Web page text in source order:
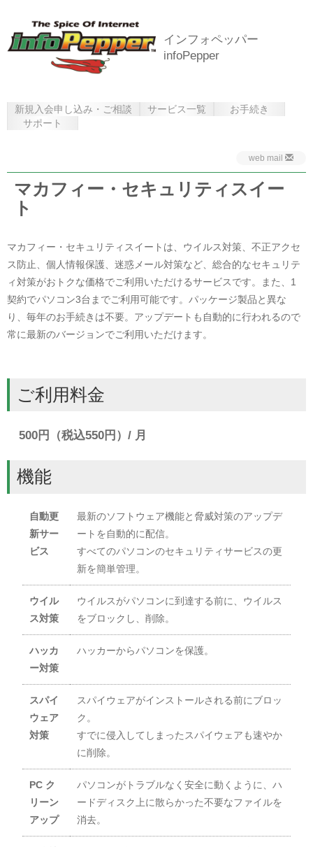
インフォペッパー
infoPepper
新規入会申し込み・ご相談 サービス一覧
お手続き
サポート
web mail
マカフィー・セキュリティスイー
ト
マカフィー・セキュリティスイートは、ウイルス対策、不正アクセ
ス防止、個人情報保護、迷惑メール対策など、総合的なセキュリテ
ィ対策がおトクな価格でご利用いただけるサービスです。また、1
契約でパソコン3台までご利用可能です。パッケージ製品と異な
り、毎年のお手続きは不要。アップデートも自動的に行われるので
常に最新のバージョンでご利用いただけます。
ご利用料金
500円（税込550円）/ 月
機能
自動更
新サー
ビス
最新のソフトウェア機能と脅威対策のアップデ
ートを自動的に配信。
すべてのパソコンのセキュリティサービスの更
新を簡単管理。
ウイル
ス対策
ウイルスがパソコンに到達する前に、ウイルス
をブロックし、削除。
ハッカ
ー対策
ハッカーからパソコンを保護。
スパイ
ウェア
対策
スパイウェアがインストールされる前にブロッ
ク。
すでに侵入してしまったスパイウェアも速やか
に削除。
PC ク
リーン
アップ
パソコンがトラブルなく安全に動くように、ハ
ードディスク上に散らかった不要なファイルを
消去。